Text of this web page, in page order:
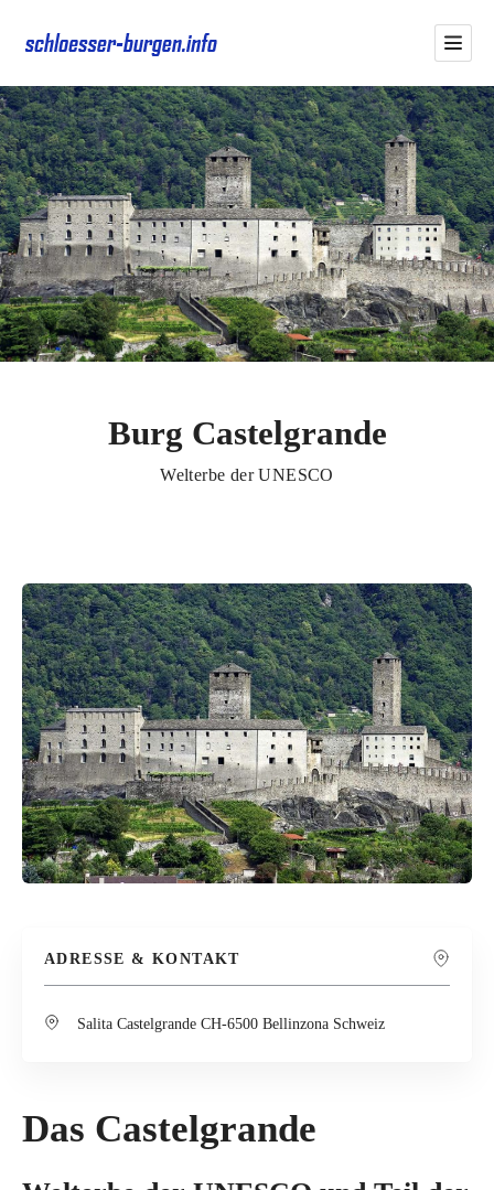
Burg Castelgrande
Welterbe der UNESCO
ADRESSE & KONTAKT
Salita Castelgrande CH-6500 Bellinzona Schweiz
Das Castelgrande